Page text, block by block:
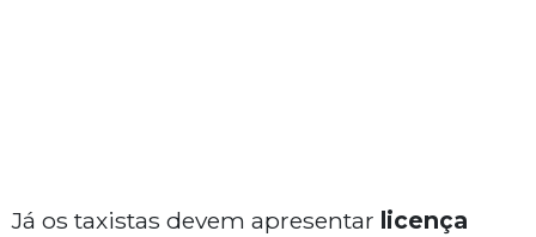
Já os taxistas devem apresentar licença